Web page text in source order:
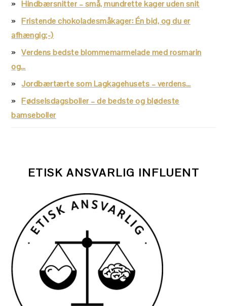
Hindbærsnitter – små, mundrette kager uden snit
Fristende chokoladesmåkager: Én bid, og du er
afhængig;-)
Verdens bedste blommemarmelade med rosmarin
og…
Jordbærtærte som Lagkagehusets – verdens…
Fødselsdagsboller – de bedste og blødeste
bamseboller
ETISK ANSVARLIG INFLUENT